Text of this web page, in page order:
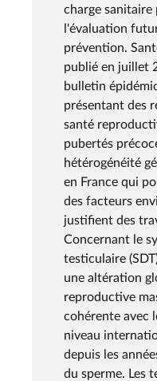
charge sanitaire
l'évaluation
prévention.
publié en juillet
bulletin
présentant des
santé
pubertés
hétérogénéité
en France qui
des facteurs
justifient des
Concernant le
testiculaire
une altération
reproductive
cohérente avec
niveau
depuis les
du sperme. Les